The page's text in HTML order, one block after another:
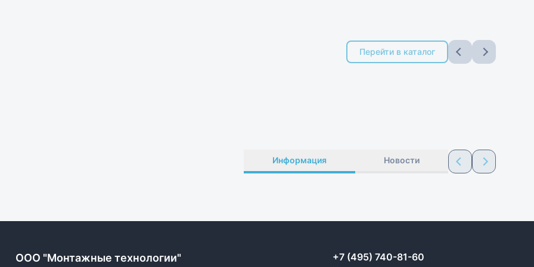
Перейти в каталог
Информация Новости
ОOO "Монтажные технологии" +7 (495) 740-81-60